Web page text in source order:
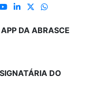
DA ABRASCE
DO